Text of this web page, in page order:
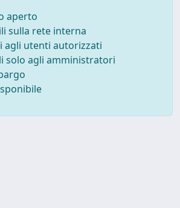
aperto
sulla rete interna
agli utenti autorizzati
solo agli amministratori